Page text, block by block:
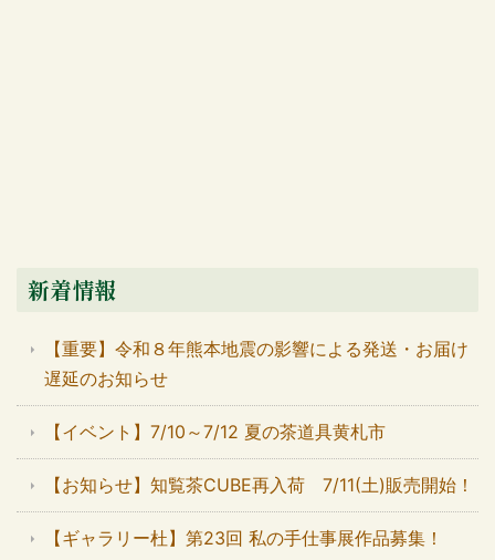
新着情報
【重要】令和８年熊本地震の影響による発送・お届け
遅延のお知らせ
【イベント】7/10～7/12 夏の茶道具黄札市
【お知らせ】知覧茶CUBE再入荷 7/11(土)販売開始！
【ギャラリー杜】第23回 私の手仕事展作品募集！